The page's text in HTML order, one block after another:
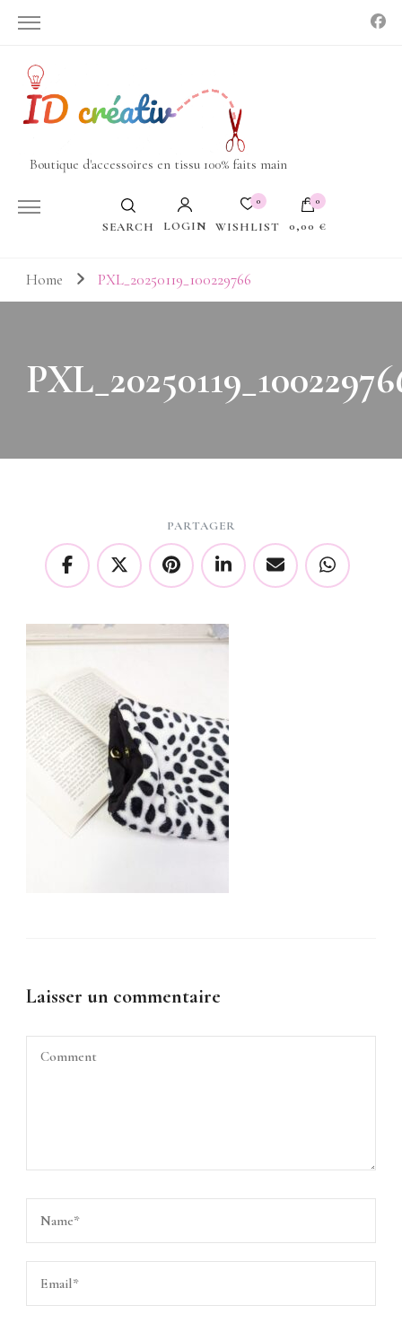
Boutique d'accessoires en tissu 100% faits main
SEARCH LOGIN
0
WISHLIST
0
0,00 €
Votre panier est vide.
Home PXL_20250119_100229766
PARTAGER
Laisser un commentaire